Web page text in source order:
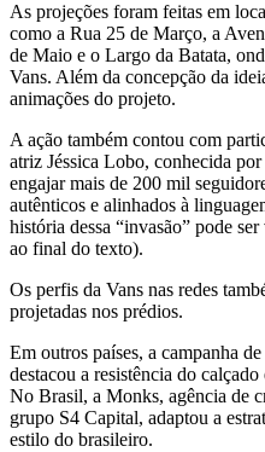
As projeções foram feitas em
como a Rua 25 de Março, a
de Maio e o Largo da Batata,
Vans. Além da concepção da
animações do projeto.
A ação também contou com
atriz Jéssica Lobo, conhecida
engajar mais de 200 mil
autênticos e alinhados à
história dessa “invasão” pode
ao final do texto).
Os perfis da Vans nas redes
projetadas nos prédios.
Em outros países, a campanha
destacou a resistência do
No Brasil, a Monks, agência de
grupo S4 Capital, adaptou a
estilo do brasileiro.